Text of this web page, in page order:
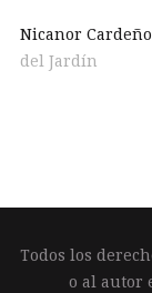
Nicanor
del Jardín
Todos los
o al autor